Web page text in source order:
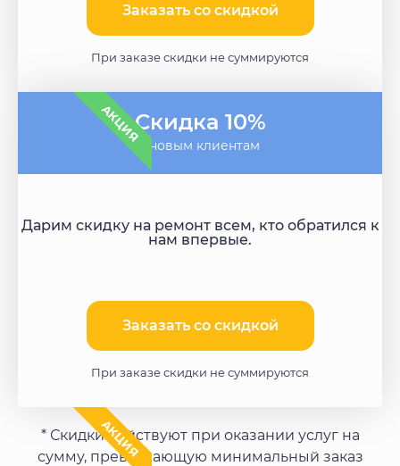
Заказать со скидкой
При заказе скидки не суммируются
АКЦИЯСкидка 10%
- новым клиентам
Дарим скидку на ремонт всем, кто обратился к
нам впервые.
Заказать со скидкой​
При заказе скидки не суммируются
АКЦИЯ
* Скидки действуют при оказании услуг на
сумму, превышающую минимальный заказ